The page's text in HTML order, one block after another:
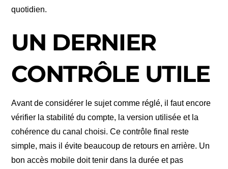
quotidien.
UN DERNIER
CONTRÔLE UTILE
Avant de considérer le sujet comme réglé, il faut encore
vérifier la stabilité du compte, la version utilisée et la
cohérence du canal choisi. Ce contrôle final reste
simple, mais il évite beaucoup de retours en arrière. Un
bon accès mobile doit tenir dans la durée et pas